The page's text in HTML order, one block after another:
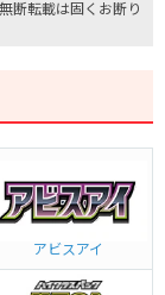
断転載は固くお断り
アビスアイ